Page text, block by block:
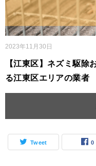
2023年11月30日
【江東区】ネズミ駆除
る江東区エリアの業者
Tweet 0